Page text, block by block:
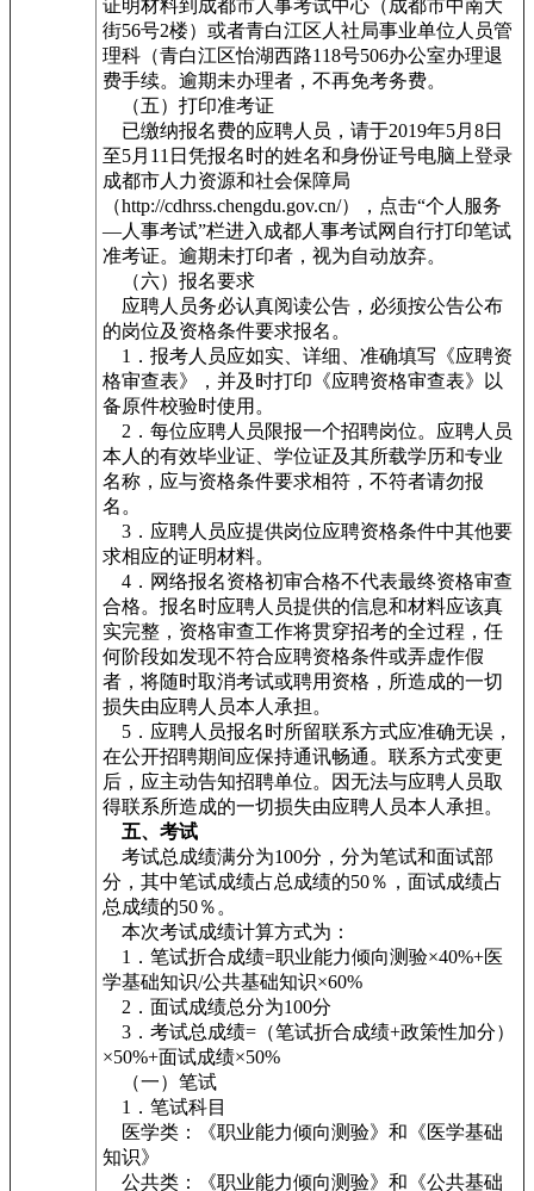
证明材料到成都市人事考试中心（成都市中南大
街56号2楼）或者青白江区人社局事业单位人员管
理科（青白江区怡湖西路118号506办公室办理退
费手续。逾期未办理者，不再免考务费。
（五）打印准考证
已缴纳报名费的应聘人员，请于2019年5月8日
至5月11日凭报名时的姓名和身份证号电脑上登录
成都市人力资源和社会保障局
（http://cdhrss.chengdu.gov.cn/），点击“个人服务
—人事考试”栏进入成都人事考试网自行打印笔试
准考证。逾期未打印者，视为自动放弃。
（六）报名要求
应聘人员务必认真阅读公告，必须按公告公布
的岗位及资格条件要求报名。
1．报考人员应如实、详细、准确填写《应聘资
格审查表》，并及时打印《应聘资格审查表》以
备原件校验时使用。
2．每位应聘人员限报一个招聘岗位。应聘人员
本人的有效毕业证、学位证及其所载学历和专业
名称，应与资格条件要求相符，不符者请勿报
名。
3．应聘人员应提供岗位应聘资格条件中其他要
求相应的证明材料。
4．网络报名资格初审合格不代表最终资格审查
合格。报名时应聘人员提供的信息和材料应该真
实完整，资格审查工作将贯穿招考的全过程，任
何阶段如发现不符合应聘资格条件或弄虚作假
者，将随时取消考试或聘用资格，所造成的一切
损失由应聘人员本人承担。
5．应聘人员报名时所留联系方式应准确无误，
在公开招聘期间应保持通讯畅通。联系方式变更
后，应主动告知招聘单位。因无法与应聘人员取
得联系所造成的一切损失由应聘人员本人承担。
五、考试
考试总成绩满分为100分，分为笔试和面试部
分，其中笔试成绩占总成绩的50％，面试成绩占
总成绩的50％。
本次考试成绩计算方式为：
1．笔试折合成绩=职业能力倾向测验×40%+医
学基础知识/公共基础知识×60%
2．面试成绩总分为100分
3．考试总成绩=（笔试折合成绩+政策性加分）
×50%+面试成绩×50%
（一）笔试
1．笔试科目
医学类：《职业能力倾向测验》和《医学基础
知识》
公共类：《职业能力倾向测验》和《公共基础